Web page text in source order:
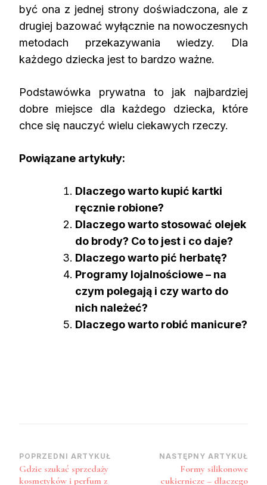
być ona z jednej strony doświadczona, ale z
drugiej bazować wyłącznie na nowoczesnych
metodach przekazywania wiedzy. Dla
każdego dziecka jest to bardzo ważne.
Podstawówka prywatna to jak najbardziej
dobre miejsce dla każdego dziecka, które
chce się nauczyć wielu ciekawych rzeczy.
Powiązane artykuły:
Dlaczego warto kupić kartki
ręcznie robione?
Dlaczego warto stosować olejek
do brody? Co to jest i co daje?
Dlaczego warto pić herbatę?
Programy lojalnościowe – na
czym polegają i czy warto do
nich należeć?
Dlaczego warto robić manicure?
Zobacz
wpisy
POPRZEDNI ARTYKUŁ
Gdzie szukać sprzedaży
kosmetyków i perfum z
NASTĘPNY ARTYKUŁ
Formy silikonowe
cukiernicze – dlaczego